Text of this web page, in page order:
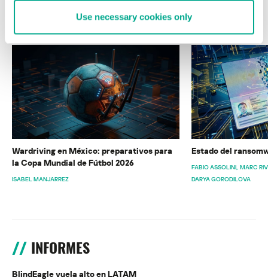
Use necessary cookies only
ÚLTIMAS PUBLICACIONES
Wardriving en México: preparativos para
la Copa Mundial de Fútbol 2026
ISABEL MANJARREZ
Estado del
FABIO ASSOLINI MARC
DARYA GORODILOVA
INFORMES
BlindEagle vuela alto en LATAM